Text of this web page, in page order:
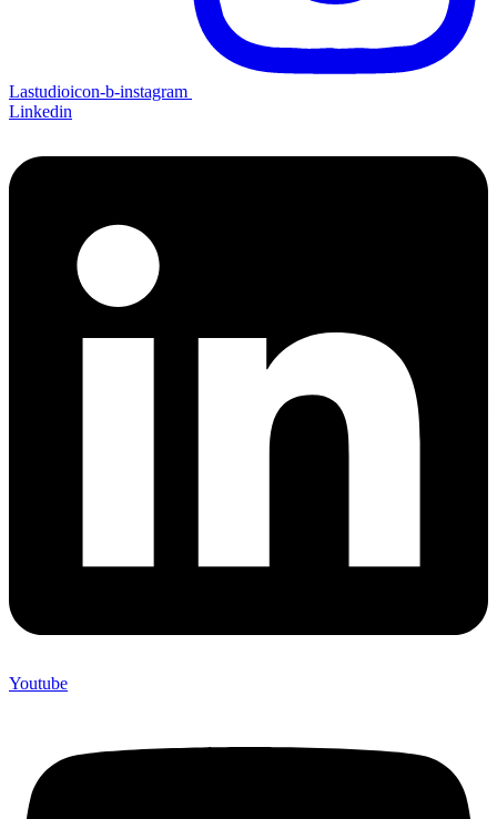
Lastudioicon-b-instagram
Linkedin
Youtube